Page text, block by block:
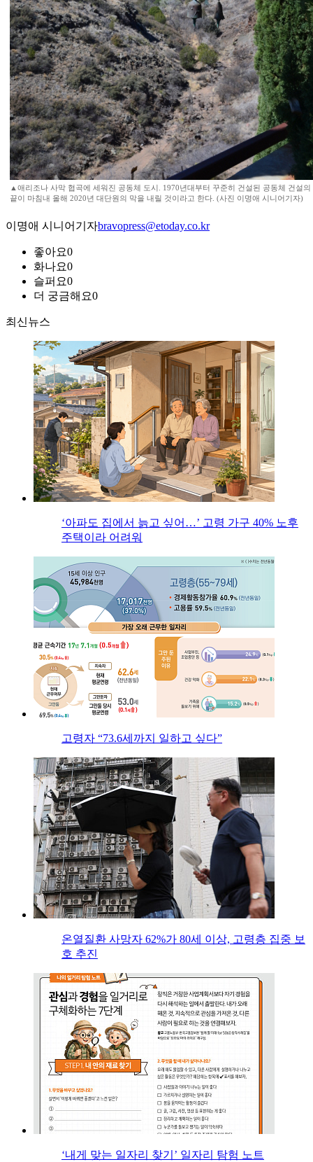
▲애리조나 사막 협곡에 세워진 공동체 도시. 1970년대부터 꾸준히 건설된 공동체 건설의
끝이 마침내 올해 2020년 대단원의 막을 내릴 것이라고 한다. (사진 이명애 시니어기자)
이명애 시니어기자bravopress@etoday.co.kr
좋아요0
화나요0
슬퍼요0
더 궁금해요0
최신뉴스
‘아파도 집에서 늙고 싶어…’ 고령 가구 40% 노후
주택이라 어려워
고령자 “73.6세까지 일하고 싶다”
온열질환 사망자 62%가 80세 이상, 고령층 집중 보
호 추진
‘내게 맞는 일자리 찾기’ 일자리 탐험 노트